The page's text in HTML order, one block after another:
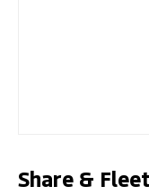
Share &